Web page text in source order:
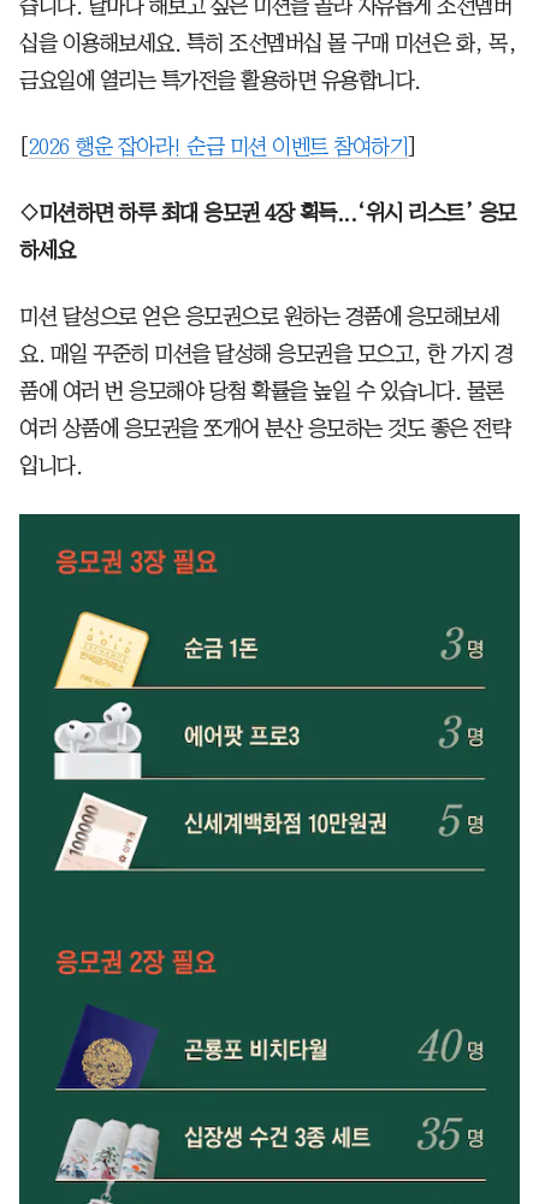
습니다. 날마다 해보고 싶은 미션을 골라 자유롭게 조선멤버
십을 이용해보세요. 특히 조선멤버십 몰 구매 미션은 화, 목,
금요일에 열리는 특가전을 활용하면 유용합니다.
2026 행운 잡아라! 순금 미션 이벤트 참여하기
◇미션하면 하루 최대 응모권 4장 획득...‘위시 리스트’ 응모
하세요
미션 달성으로 얻은 응모권으로 원하는 경품에 응모해보세
요. 매일 꾸준히 미션을 달성해 응모권을 모으고, 한 가지 경
품에 여러 번 응모해야 당첨 확률을 높일 수 있습니다. 물론
여러 상품에 응모권을 쪼개어 분산 응모하는 것도 좋은 전략
입니다.